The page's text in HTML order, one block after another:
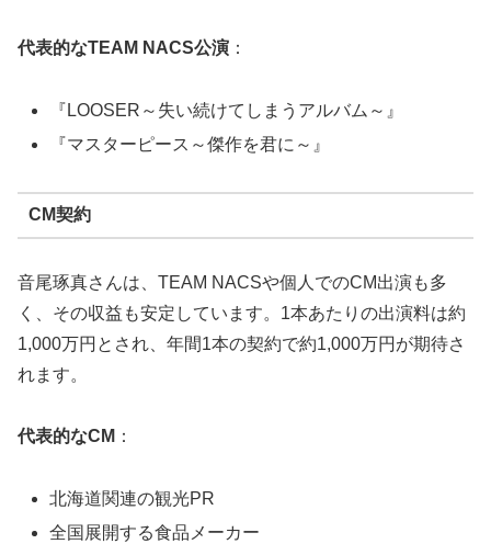
代表的なTEAM NACS公演 ：
『LOOSER～失い続けてしまうアルバム～』
『マスターピース～傑作を君に～』
CM契約
音尾琢真さんは、TEAM NACSや個人でのCM出演も多
く、その収益も安定しています。1本あたりの出演料は約
1,000万円とされ、年間1本の契約で約1,000万円が期待さ
れます。
代表的なCM ：
北海道関連の観光PR
全国展開する食品メーカー